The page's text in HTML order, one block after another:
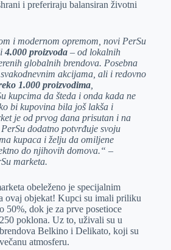
i preferiraju balansiran životni
i modernom opremom, novi PerSu
4.000 proizvoda– od lokalnih
globalnih brendova. Posebna
akcijama, ali i redovno
1.000 proizvodima,
kupcima da šteda i onda kada ne
bi kupovina bila još lakša i
je od prvog dana prisutan i na
dodatno potvrđuje svoju
kupaca i želju da omiljene
do njihovih domova.“ –
marketa.
obeleženo je specijalnim
ovaj objekat! Kupci su imali priliku
50%, dok je za prve posetioce
poklona. Uz to, uživali su u
Belkino i Delikato, koji su
atmosferu.